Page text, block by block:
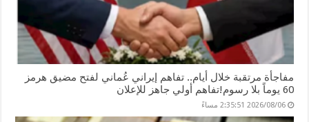
مفاجأة مرتقبة خلال أيام.. تفاهم إيراني عُماني لفتح مضيق هرمز
60 يوماً بلا رسوم!تفاهم أولي جاهز للإعلان
2026/08/06 2:35:51 مساءً